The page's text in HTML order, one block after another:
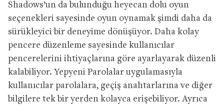
Shadows’un da bulunduğu heyecan dolu oyun
seçenekleri sayesinde oyun oynamak şimdi daha da
sürükleyici bir deneyime dönüşüyor. Daha kolay
pencere düzenleme sayesinde kullanıcılar
pencerelerini ihtiyaçlarına göre ayarlayarak düzenli
kalabiliyor. Yepyeni Parolalar uygulamasıyla
kullanıcılar parolalara, geçiş anahtarlarına ve diğer
bilgilere tek bir yerden kolayca erişebiliyor. Ayrıca